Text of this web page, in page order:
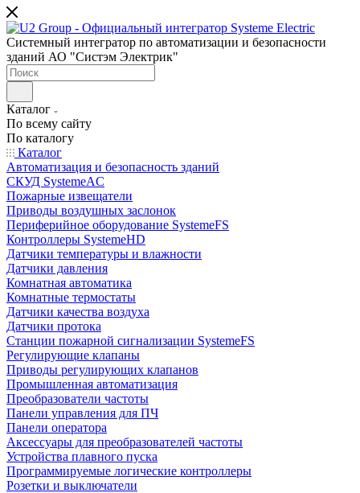
Системный интегратор по автоматизации и безопасности
зданий АО "Систэм Электрик"
Каталог
По всему сайту
По каталогу
Каталог
Автоматизация и безопасность зданий
СКУД SystemeAC
Пожарные извещатели
Приводы воздушных заслонок
Периферийное оборудование SystemeFS
Контроллеры SystemeHD
Датчики температуры и влажности
Датчики давления
Комнатная автоматика
Комнатные термостаты
Датчики качества воздуха
Датчики протока
Станции пожарной сигнализации SystemeFS
Регулирующие клапаны
Приводы регулирующих клапанов
Промышленная автоматизация
Преобразователи частоты
Панели управления для ПЧ
Панели оператора
Аксессуары для преобразователей частоты
Устройства плавного пуска
Программируемые логические контроллеры
Розетки и выключатели